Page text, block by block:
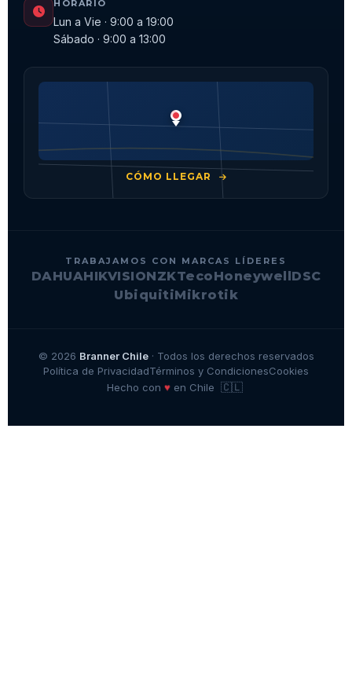
HORARIO
Lun a Vie · 9:00 a 19:00
Sábado · 9:00 a 13:00
CÓMO LLEGAR
TRABAJAMOS CON MARCAS LÍDERES
DAHUAHIKVISIONZKTecoHoneywellDSC
UbiquitiMikrotik
© 2026 Branner Chile· Todos los derechos reservados
Política de PrivacidadTérminos y CondicionesCookies
Hecho con ♥en Chile 🇨🇱